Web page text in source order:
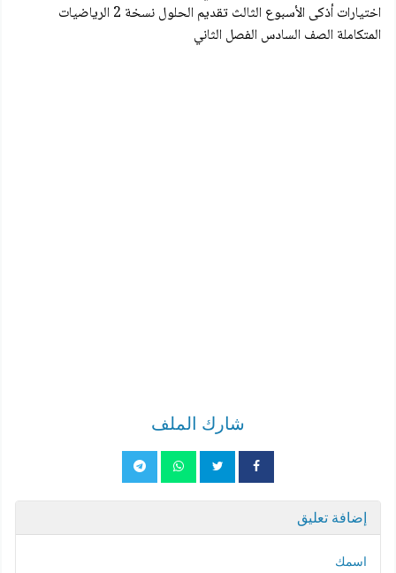
اختيارات أذكى الأسبوع الثالث تقديم الحلول نسخة 2 الرياضيات
المتكاملة الصف السادس الفصل الثاني
شارك الملف
إضافة تعليق
اسمك